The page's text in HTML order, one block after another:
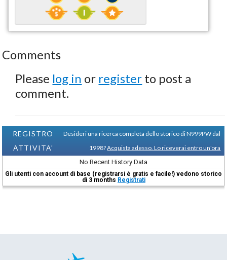
Comments
Please log in or register to post a
comment.
REGISTRO
ATTIVITA'
Desideri una ricerca completa dello storico di N999PW dal
1998?Acquista adesso. Lo riceverai entro un'ora
No Recent History Data
Gli utenti con account di base (registrarsi è gratis e facile!) vedono storico
di 3 months Registrati